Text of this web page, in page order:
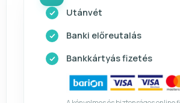
Utánvét
Banki előreutalás
Bankkártyás fizetés